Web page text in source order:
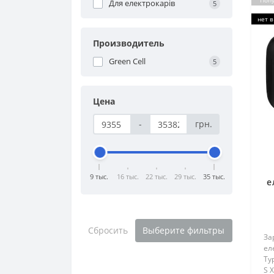
Для електрокарів 5
Производитель
Green Cell 5
Цена
-
грн.
9 тыс. 16 тыс. 22 тыс. 29 тыс. 35 тыс.
Сбросить Выберите фильтры
нет
S